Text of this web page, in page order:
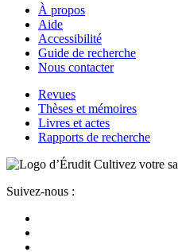
À propos
Aide
Accessibilité
Guide de recherche
Nous contacter
Revues
Thèses et mémoires
Livres et actes
Rapports de recherche
Cultivez votre
Suivez-nous :